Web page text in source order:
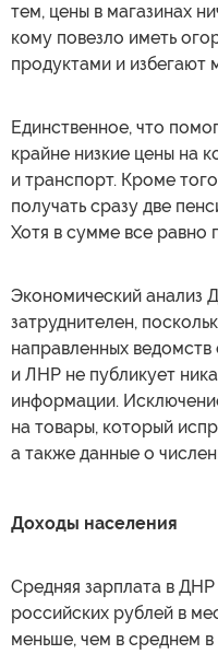
тем, цены в магазинах
кому повезло иметь
продуктами и избегают
Единственное, что
крайне низкие цены на
и транспорт. Кроме
получать сразу две
Хотя в сумме все равно
Экономический анализ
затруднителен,
направленных
и ЛНР не публикует
информации.
на товары, который
а также данные о
Доходы населения
Средняя зарплата в
российских рублей в
меньше, чем в среднем